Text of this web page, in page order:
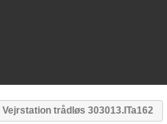
Vejrstation trådløs 303013.ITa162